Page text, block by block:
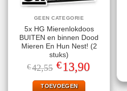
GEEN CATEGORIE
5x HG Mierenlokdoos
BUITEN en binnen Dood
Mieren En Hun Nest! (2
stuks)
€42,55 Oorspronkelijke
prijs
was:
€42,55.
€13,90Huidige
prijs
TOEVOEGEN